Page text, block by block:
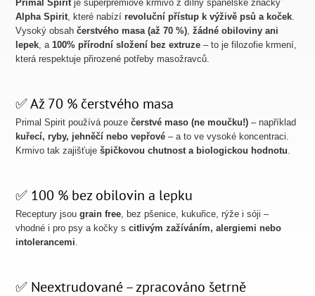
Primal Spiritje superprémiové krmivo z dílny španělské značky
Alpha Spirit, které nabízírevoluční přístup k výživě psů a koček.
Vysoký obsahčerstvého masa (až 70 %),žádné obiloviny ani
lepek, a100% přírodní složení bez extruze – to je filozofie krmení,
která respektuje přirozené potřeby masožravců.
✅ Až 70 % čerstvého masa
Primal Spirit používá pouzečerstvé maso (ne moučku!) – například
kuřecí, ryby, jehněčí nebo vepřové – a to ve vysoké koncentraci.
Krmivo tak zajišťuješpičkovou chutnost a biologickou hodnotu.
✅ 100 % bez obilovin a lepku
Receptury jsougrain free, bez pšenice, kukuřice, rýže i sóji –
vhodné i pro psy a kočky scitlivým zažíváním, alergiemi nebo
intolerancemi.
✅ Neextrudované – zpracováno šetrně